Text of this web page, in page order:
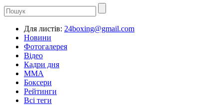
Для листів: 24boxing@gmail.com
Новини
Фотогалерея
Відео
Кадри дня
ММА
Боксери
Рейтинги
Всі теги